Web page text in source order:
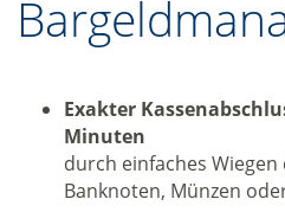
Exakter
Minuten
durch einfaches Wiegen
Banknoten, Münzen